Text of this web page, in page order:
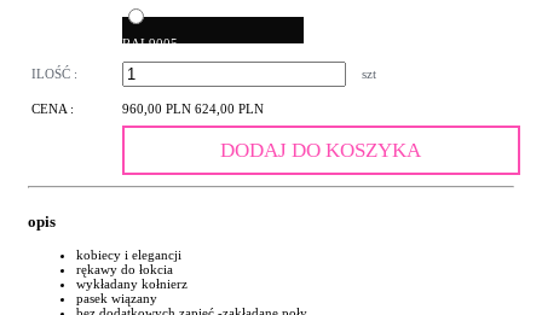
RAL9005
ILOŚĆ : szt
CENA : 960,00 PLN 624,00 PLN
DODAJ DO KOSZYKA
opis
kobiecy i elegancji
rękawy do łokcia
wykładany kołnierz
pasek wiązany